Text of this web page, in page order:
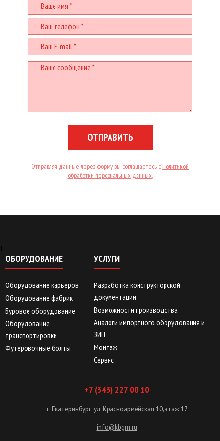
ОТПРАВИТЬ
Отправляя данные через форму вы соглашаетесь с Политикой
обработки персональных данных.
1
ОБОРУДОВАНИЕ
Оборудование карьеров
Оборудование фабрик
Буровое оборудование
Оборудование
транспортировки
Футеровочные болты
УСЛУГИ
Разработка конструкторской
документации
Возможности производства
Аналоги импортного оборудования и
ЗИП
Монтаж
Сервис
+7 (343) 227 00 10
г. Екатеринбург, ул. Красноармейская 10, этаж 17
info@kbgm.ru